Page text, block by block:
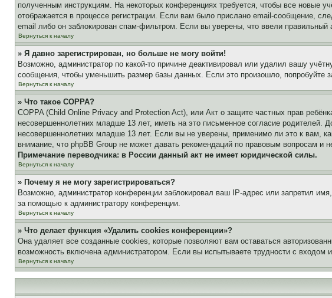
полученным инструкциям. На некоторых конференциях требуется, чтобы все новые
отображается в процессе регистрации. Если вам было прислано email-сообщение,
email либо он заблокирован спам-фильтром. Если вы уверены, что ввели правильный
Вернуться к началу
» Я давно зарегистрирован, но больше не могу войти!
Возможно, администратор по какой-то причине деактивировал или удалил вашу
сообщения, чтобы уменьшить размер базы данных. Если это произошло, попробуйте
Вернуться к началу
» Что такое COPPA?
COPPA (Child Online Privacy and Protection Act), или Акт о защите частных прав
несовершеннолетних младше 13 лет, иметь на это письменное согласие родителей.
несовершеннолетних младше 13 лет. Если вы не уверены, применимо ли это к вам,
внимание, что phpBB Group не может давать рекомендаций по правовым вопросам и
Примечание переводчика: в России данный акт не имеет юридической силы.
Вернуться к началу
» Почему я не могу зарегистрироваться?
Возможно, администратор конференции заблокировал ваш IP-адрес или запретил
за помощью к администратору конференции.
Вернуться к началу
» Что делает функция «Удалить cookies конференции»?
Она удаляет все созданные cookies, которые позволяют вам оставаться
возможность включена администратором. Если вы испытываете трудности с
Вернуться к началу